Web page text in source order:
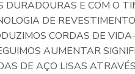
E COM O
DE
CORDAS DE
AUMENTAR
DE AÇO LISAS